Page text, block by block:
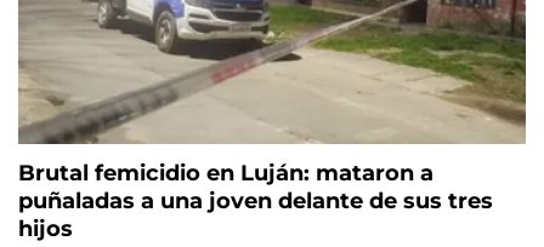
Brutal femicidio en Luján: mataron a
puñaladas a una joven delante de sus tres
hijos